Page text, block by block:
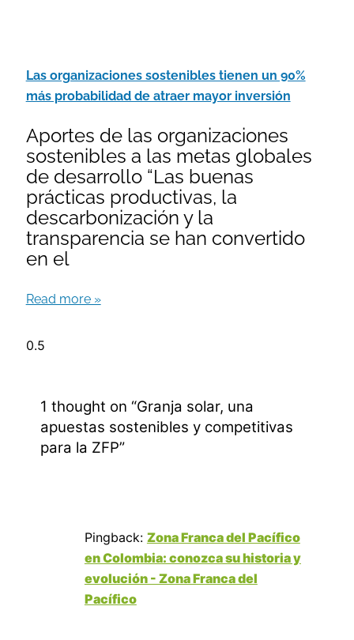
Las organizaciones sostenibles tienen un 90%
más probabilidad de atraer mayor inversión
Aportes de las organizaciones
sostenibles a las metas globales
de desarrollo “Las buenas
prácticas productivas, la
descarbonización y la
transparencia se han convertido
en el
Read more »
1 thought on “Granja solar, una
apuestas sostenibles y competitivas
para la ZFP”
Pingback: Zona Franca del Pacífico
en Colombia: conozca su historia y
evolución - Zona Franca del
Pacífico